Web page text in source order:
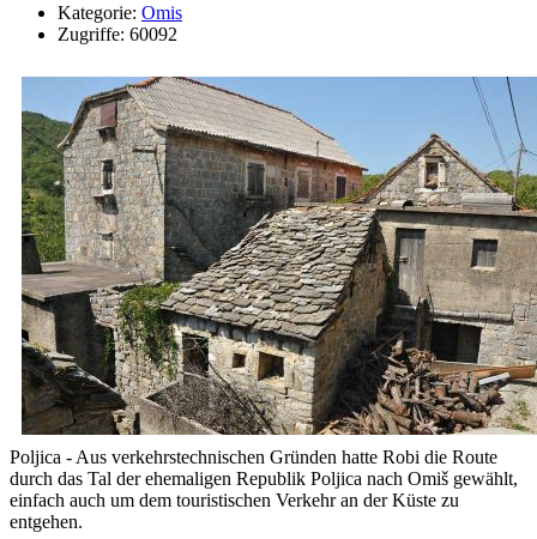
Kategorie: Omis
Zugriffe: 60092
Poljica - Aus verkehrstechnischen Gründen hatte Robi die Route
durch das Tal der ehemaligen Republik Poljica nach Omiš gewählt,
einfach auch um dem touristischen Verkehr an der Küste zu
entgehen.